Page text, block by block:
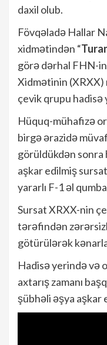
daxil olub.
Fövqəladə Hallar
xidmətindən “
görə dərhal FHN-
Xidmətinin (XRXX)
çevik qrupu hadisə
Hüquq-mühafizə
birgə ərazidə
görüldükdən sonra
aşkar edilmiş
yararlı F-1 əl
Sursat XRXX-nin
tərəfindən
götürülərək
Hadisə yerində və
axtarış zamanı
şübhəli əşya aşkar